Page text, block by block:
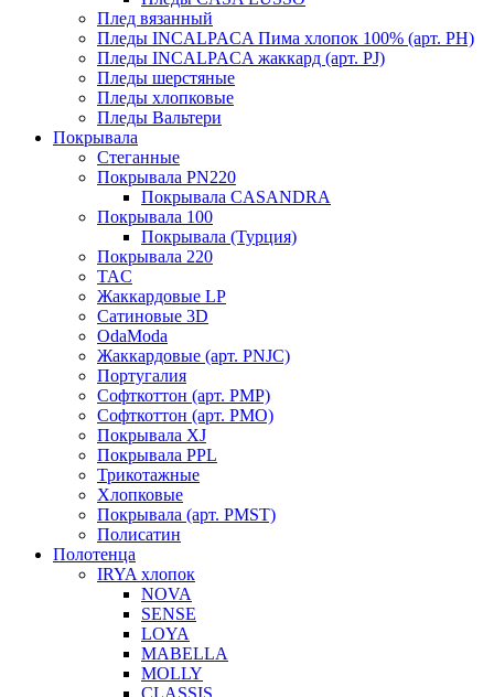
Плед вязанный
Пледы INCALPACA Пима хлопок 100% (арт. PH)
Пледы INCALPACA жаккард (арт. PJ)
Пледы шерстяные
Пледы хлопковые
Пледы Вальтери
Покрывала
Стеганные
Покрывала PN220
Покрывала CASANDRA
Покрывала 100
Покрывала (Турция)
Покрывала 220
TAC
Жаккардовые LP
Сатиновые 3D
OdaModa
Жаккардовые (арт. PNJC)
Португалия
Софткоттон (арт. PMP)
Софткоттон (арт. PMO)
Покрывала XJ
Покрывала PPL
Трикотажные
Хлопковые
Покрывала (арт. PMST)
Полисатин
Полотенца
IRYA хлопок
NOVA
SENSE
LOYA
MABELLA
MOLLY
CLASSIS